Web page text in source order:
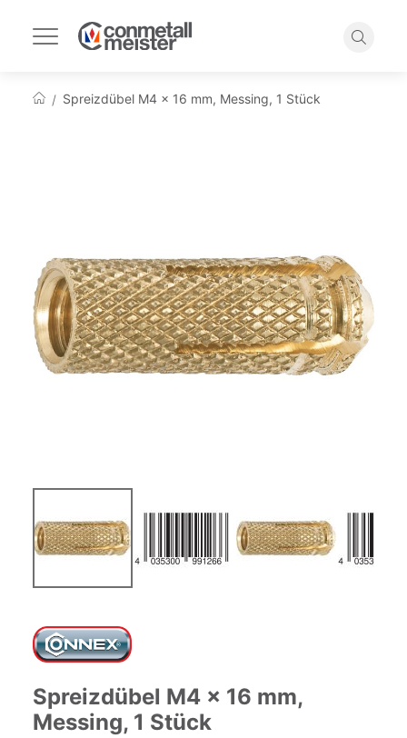
Navigation
umschalten
Suche
StartseiteSpreizdübel M4 x 16 mm, Messing, 1 Stück
der
Bildgalerie
springen
Spreizdübel M4 x 16 mm,
Messing, 1 Stück